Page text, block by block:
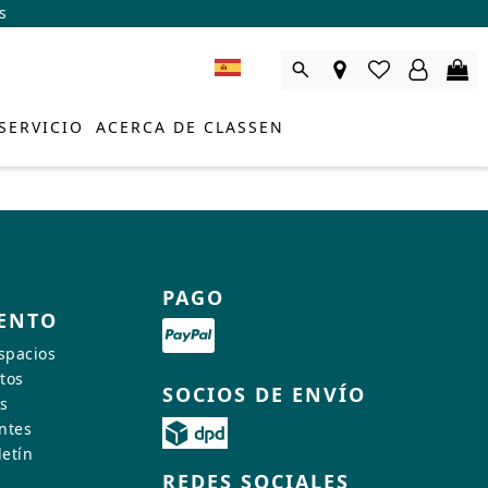
ACERCA DE CLASSEN
DE PRODUCTOS
PAGO
SOCIOS DE ENVÍO
REDES SOCIALES